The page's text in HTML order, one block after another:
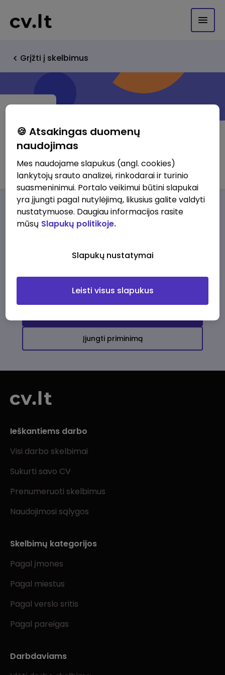
Grįžti į skelbimus
Chemijos Prekybos Grupė
Darbo pasiūlymaiApie musPrivalumai
darbo pasiūlymų
Įjungti priminimą
Ieškantiems darbo
Visi darbo skelbimai
Sukurti savo CV
Prenumeruoti skelbimus
Naudojimosi sąlygos
Skelbimų kategorijos
Pagal įmones
Pagal miestus
Pagal verslo sritis
Pagal pareigas
Darbdaviams
🍪 Atsakingas duomenų
naudojimas
Mes naudojame slapukus (angl. cookies)
lankytojų srauto analizei, rinkodarai ir turinio
suasmeninimui. Portalo veikimui būtini slapukai
yra įjungti pagal nutylėjimą, likusius galite valdyti
nustatymuose. Daugiau informacijos rasite
mūsų Slapukų politikoje.
Slapukų nustatymai
Leisti visus slapukus